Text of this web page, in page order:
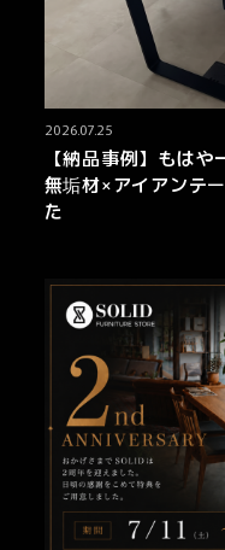
2026.07.25
【納品事例】もは
無垢材×アイアンテ
た